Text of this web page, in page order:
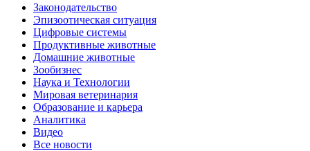
Законодательство
Эпизоотическая ситуация
Цифровые системы
Продуктивные животные
Домашние животные
Зообизнес
Наука и Технологии
Мировая ветеринария
Образование и карьера
Аналитика
Видео
Все новости